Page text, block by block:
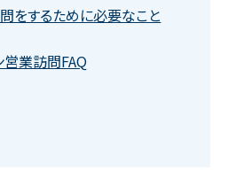
をするために必要なこと
営業訪問FAQ